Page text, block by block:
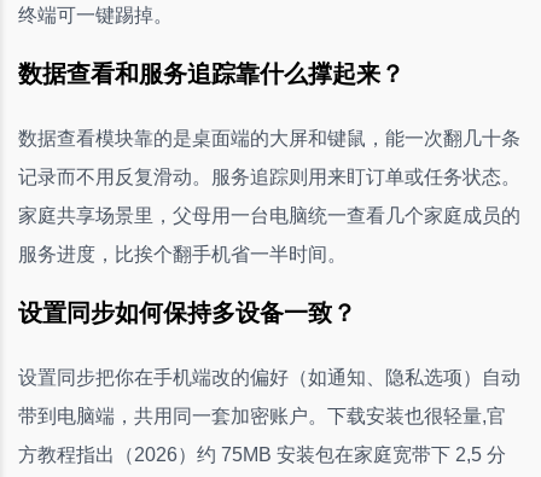
终端可一键踢掉。
数据查看和服务追踪靠什么撑起来？
数据查看模块靠的是桌面端的大屏和键鼠，能一次翻几十条
记录而不用反复滑动。服务追踪则用来盯订单或任务状态。
家庭共享场景里，父母用一台电脑统一查看几个家庭成员的
服务进度，比挨个翻手机省一半时间。
设置同步如何保持多设备一致？
设置同步把你在手机端改的偏好（如通知、隐私选项）自动
带到电脑端，共用同一套加密账户。下载安装也很轻量,官
方教程指出（2026）约 75MB 安装包在家庭宽带下 2,5 分